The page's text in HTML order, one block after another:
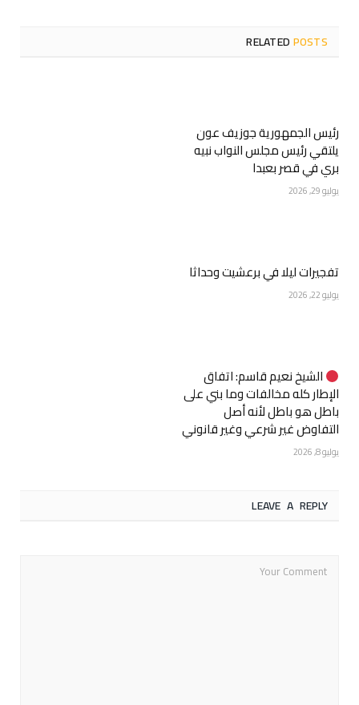
RELATEDPOSTS
رئيس الجمهورية جوزيف عون
يلتقي رئيس مجلس النواب نبيه
بري في قصر بعبدا
يوليو 29, 2026
تفجيرات ليلا في برعشيت وحداثا
يوليو 22, 2026
الشيخ نعيم قاسم: اتفاق
الإطار كله مخالفات وما بني على
باطل هو باطل لأنه أصل
التفاوض غير شرعي وغير قانوني
يوليو 8, 2026
LEAVE A REPLY